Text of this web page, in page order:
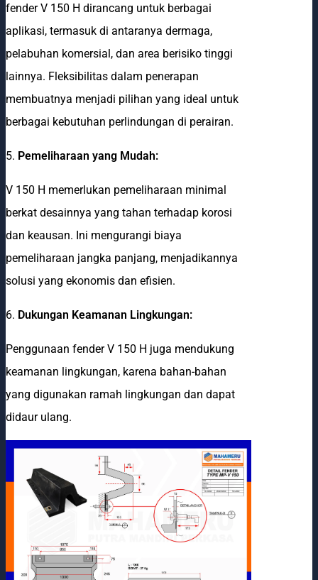
fender V 150 H dirancang untuk berbagai
aplikasi, termasuk di antaranya dermaga,
pelabuhan komersial, dan area berisiko tinggi
lainnya. Fleksibilitas dalam penerapan
membuatnya menjadi pilihan yang ideal untuk
berbagai kebutuhan perlindungan di perairan.
5. Pemeliharaan yang Mudah:
V 150 H memerlukan pemeliharaan minimal
berkat desainnya yang tahan terhadap korosi
dan keausan. Ini mengurangi biaya
pemeliharaan jangka panjang, menjadikannya
solusi yang ekonomis dan efisien.
6. Dukungan Keamanan Lingkungan:
Penggunaan fender V 150 H juga mendukung
keamanan lingkungan, karena bahan-bahan
yang digunakan ramah lingkungan dan dapat
didaur ulang.